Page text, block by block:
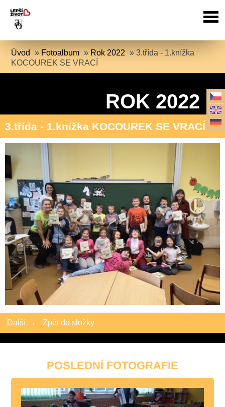
Úvod » Fotoalbum » Rok 2022 »3.třída - 1.knížka
KOCOUREK SE VRACÍ
ROK 2022
3.třída - 1.knížka KOCOUREK SE VRACÍ
Další → Zpět do složky
POSLEDNÍ FOTOGRAFIE